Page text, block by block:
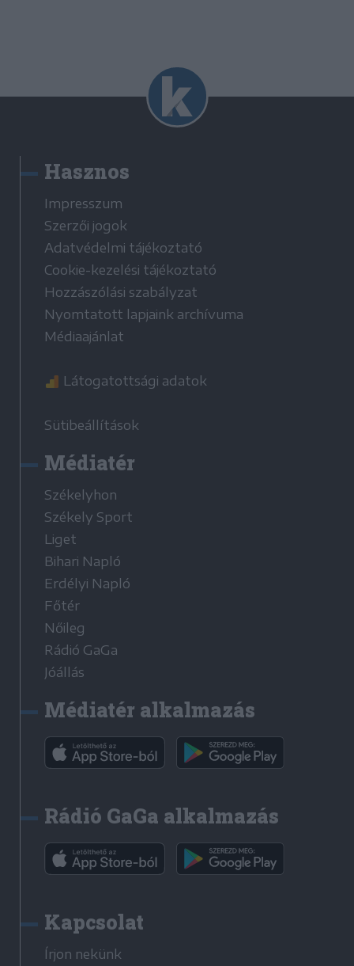
Hasznos
Impresszum
Szerzői jogok
Adatvédelmi tájékoztató
Cookie-kezelési tájékoztató
Hozzászólási szabályzat
Nyomtatott lapjaink archívuma
Médiaajánlat
Látogatottsági adatok
Sütibeállítások
Médiatér
Székelyhon
Székely Sport
Liget
Bihari Napló
Erdélyi Napló
Főtér
Nőileg
Rádió GaGa
Jóállás
Médiatér alkalmazás
Rádió GaGa alkalmazás
Kapcsolat
Írjon nekünk